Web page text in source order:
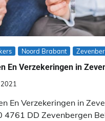
Noord Brabant
En Verzekeringen in
En Verzekeringen in
4761 DD Zevenbergen